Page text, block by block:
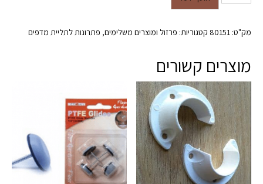
מק"ט: 80151 קטגוריות: פרזול ומוצרים משלימים, פתרונות לתליית מדפים
מוצרים קשורים